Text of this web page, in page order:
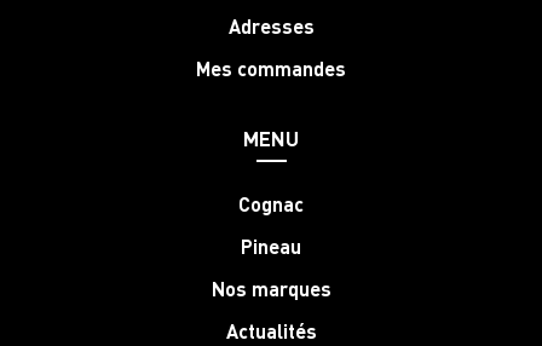
Adresses
Mes commandes
MENU
Cognac
Pineau
Nos marques
Actualités